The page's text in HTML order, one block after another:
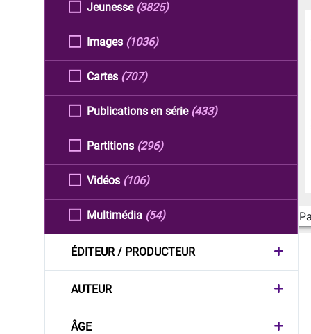
Jeunesse (3825)
Images (1036)
Cartes (707)
Publications en série (433)
Partitions (296)
Vidéos (106)
Multimédia (54)
ÉDITEUR / PRODUCTEUR
AUTEUR
ÂGE